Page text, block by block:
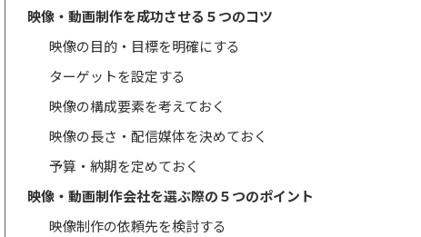
映像・動画制作を成功させる５つのコツ
映像の目的・目標を明確にする
ターゲットを設定する
映像の構成要素を考えておく
映像の長さ・配信媒体を決めておく
予算・納期を定めておく
映像・動画制作会社を選ぶ際の５つのポイント
映像制作の依頼先を検討する